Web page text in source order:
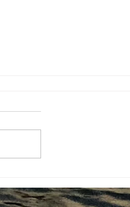
dur la navigation, rude la vie à
Cuba !